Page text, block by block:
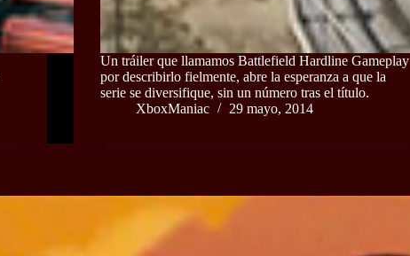
Un tráiler que llamamos Battlefield Hardline Gameplay
por describirlo fielmente, abre la esperanza a que la
serie se diversifique, sin un número tras el título.
XboxManiac
29 mayo, 2014